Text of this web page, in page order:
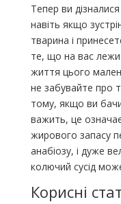
Тепер ви
навіть якщо
тварина і
те, що на вас
життя цього
не забувайте про
тому, якщо ви
важить, це
жирового запасу
анабіозу, і дуже
колючий сусід
Корисні